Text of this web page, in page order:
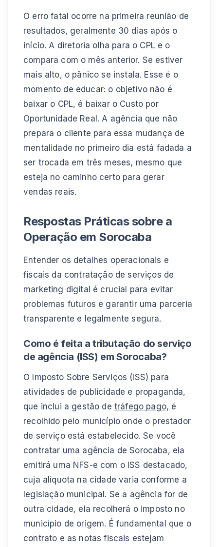
O erro fatal ocorre na primeira reunião de
resultados, geralmente 30 dias após o
início. A diretoria olha para o CPL e o
compara com o mês anterior. Se estiver
mais alto, o pânico se instala. Esse é o
momento de educar: o objetivo não é
baixar o CPL, é baixar o Custo por
Oportunidade Real. A agência que não
prepara o cliente para essa mudança de
mentalidade no primeiro dia está fadada a
ser trocada em três meses, mesmo que
esteja no caminho certo para gerar
vendas reais.
Respostas Práticas sobre a
Operação em Sorocaba
Entender os detalhes operacionais e
fiscais da contratação de serviços de
marketing digital é crucial para evitar
problemas futuros e garantir uma parceria
transparente e legalmente segura.
Como é feita a tributação do serviço
de agência (ISS) em Sorocaba?
O Imposto Sobre Serviços (ISS) para
atividades de publicidade e propaganda,
que inclui a gestão de tráfego pago, é
recolhido pelo município onde o prestador
de serviço está estabelecido. Se você
contratar uma agência de Sorocaba, ela
emitirá uma NFS-e com o ISS destacado,
cuja alíquota na cidade varia conforme a
legislação municipal. Se a agência for de
outra cidade, ela recolherá o imposto no
município de origem. É fundamental que o
contrato e as notas fiscais estejam